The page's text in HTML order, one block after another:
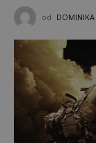
od DOMINIKA